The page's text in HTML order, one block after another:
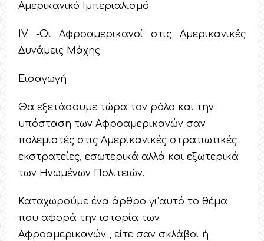
Αμερικανικό Ιμπεριαλισμό
IV -Οι Αφροαμερικανοί στις Αμερικανικές
Δυνάμεις Μάχης
Εισαγωγή
Θα εξετάσουμε τώρα τον ρόλο και την
υπόσταση των Αφροαμερικανών σαν
πολεμιστές στις Αμερικανικές στρατιωτικές
εκστρατείες, εσωτερικά αλλά και εξωτερικά
των Ηνωμένων Πολιτειών.
Καταχωρούμε ένα άρθρο γι’αυτό το θέμα
που αφορά την ιστορία των
Αφροαμερικανών , είτε σαν σκλάβοι ή